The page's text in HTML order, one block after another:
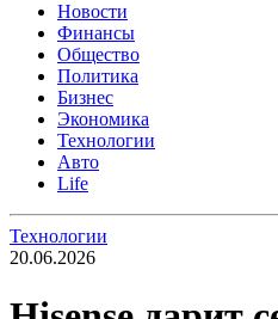
Новости
Финансы
Общество
Политика
Бизнес
Экономика
Технологии
Авто
Life
Технологии
20.06.2026